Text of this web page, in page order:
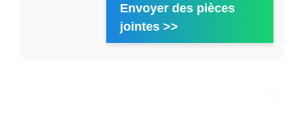
Envoyer des pièces
jointes >>